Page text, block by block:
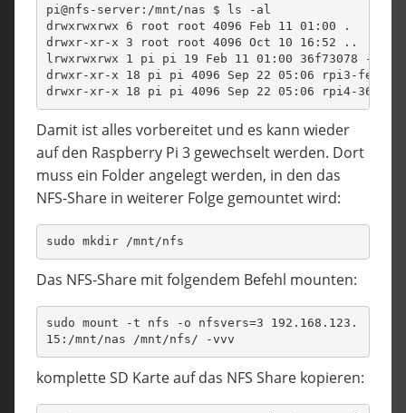
pi@nfs-server:/mnt/nas $ ls -al
drwxrwxrwx 6 root root 4096 Feb 11 01:00 .
drwxr-xr-x 3 root root 4096 Oct 10 16:52 ..
lrwxrwxrwx 1 pi pi 19 Feb 11 01:00 36f73078 ->
drwxr-xr-x 18 pi pi 4096 Sep 22 05:06 rpi3-
drwxr-xr-x 18 pi pi 4096 Sep 22 05:06 rpi4-
Damit ist alles vorbereitet und es kann wieder
auf den Raspberry Pi 3 gewechselt werden. Dort
muss ein Folder angelegt werden, in den das
NFS-Share in weiterer Folge gemountet wird:
sudo mkdir /mnt/nfs
Das NFS-Share mit folgendem Befehl mounten:
sudo mount -t nfs -o nfsvers=3 192.168.123.
15:/mnt/nas /mnt/nfs/ -vvv
komplette SD Karte auf das NFS Share kopieren: